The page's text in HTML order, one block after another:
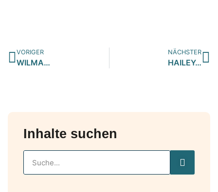
VORIGER
WILMA…
NÄCHSTER
HAILEY…
Inhalte suchen